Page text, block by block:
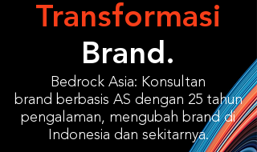
Transformasi
Brand.
Bedrock Asia: Konsultan
brand berbasis AS dengan 25 tahun
pengalaman, mengubah branddi
Indonesia dan sekitarnya.